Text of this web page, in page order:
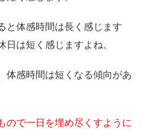
と体感時間は長く感じます
日は短く感じますよね。
体感時間は短くなる傾向があ
ので一日を埋め尽くすように